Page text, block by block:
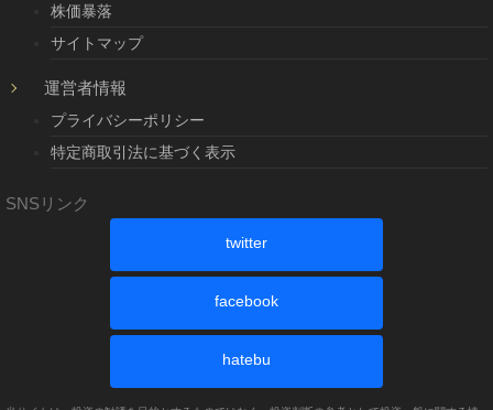
株価暴落
サイトマップ
運営者情報
プライバシーポリシー
特定商取引法に基づく表示
SNSリンク
twitter
facebook
hatebu